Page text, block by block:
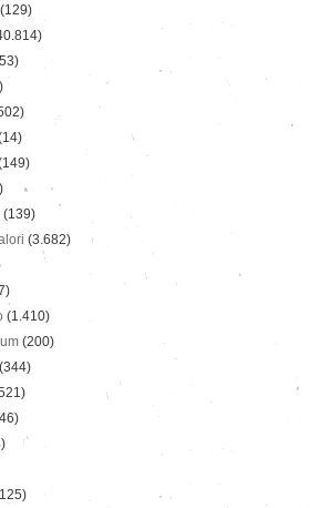
(129)
(139)
(3.682)
(1.410)
(200)
(344)